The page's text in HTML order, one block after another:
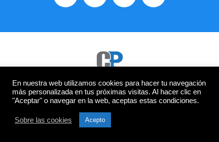
MAPA DEL SITIO
INICIO
TEMAS
En nuestra web utilizamos cookies para hacer tu navegación
más personalizada en tus próximas visitas. Al hacer clic en
"Aceptar" o navegar en la web, aceptas estas condiciones.
Sobre las cookies Acepto